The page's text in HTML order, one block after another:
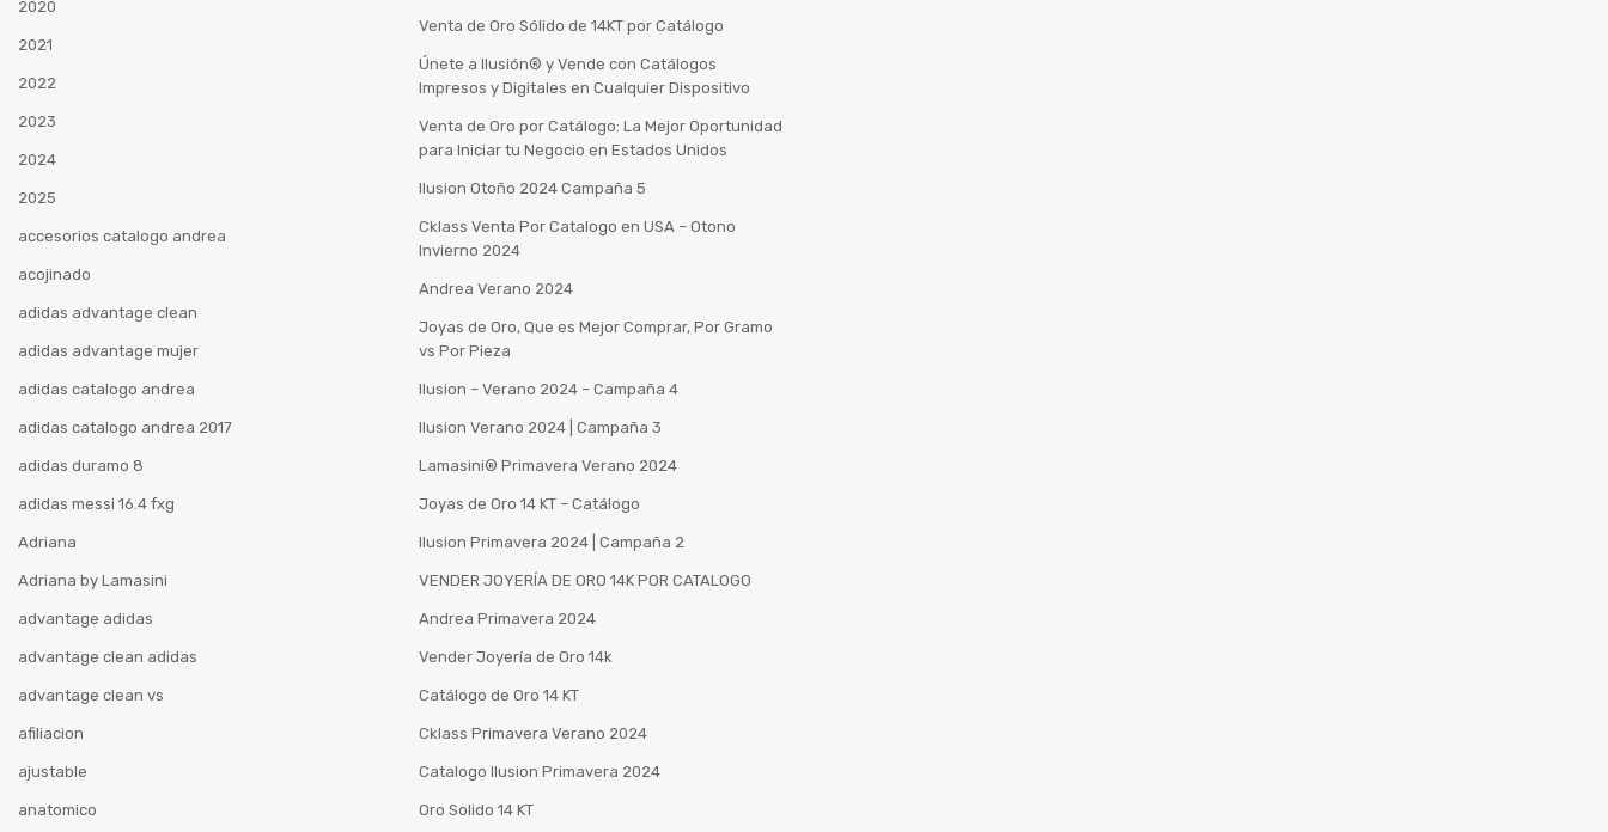
2020
2021
2022
2023
2024
2025
accesorios catalogo andrea
acojinado
adidas advantage clean
adidas advantage mujer
adidas catalogo andrea
adidas catalogo andrea 2017
adidas duramo 8
adidas messi 16.4 fxg
Adriana
Adriana by Lamasini
advantage adidas
advantage clean adidas
advantage clean vs
afiliacion
ajustable
anatomico
Venta de Oro Sólido de 14KT por Catálogo
Únete a Ilusión® y Vende con Catálogos
Impresos y Digitales en Cualquier Dispositivo
Venta de Oro por Catálogo: La Mejor Oportunidad
para Iniciar tu Negocio en Estados Unidos
Ilusion Otoño 2024 Campaña 5
Cklass Venta Por Catalogo en USA – Otono
Invierno 2024
Andrea Verano 2024
Joyas de Oro, Que es Mejor Comprar, Por Gramo
vs Por Pieza
Ilusion – Verano 2024 – Campaña 4
Ilusion Verano 2024 | Campaña 3
Lamasini®️ Primavera Verano 2024
Joyas de Oro 14 KT – Catálogo
Ilusion Primavera 2024 | Campaña 2
VENDER JOYERÍA DE ORO 14K POR CATALOGO
Andrea Primavera 2024
Vender Joyería de Oro 14k
Catálogo de Oro 14 KT
Cklass Primavera Verano 2024
Catalogo Ilusion Primavera 2024
Oro Solido 14 KT